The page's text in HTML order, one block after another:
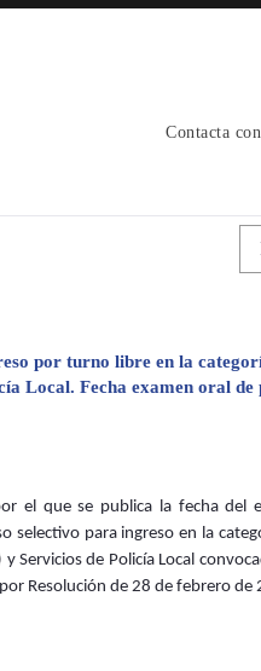
Contacta
por turno libre en la
Local. Fecha examen oral
el que se publica la fecha
selectivo para ingreso en la
y Servicios de Policía Local
Resolución de 28 de febrero de